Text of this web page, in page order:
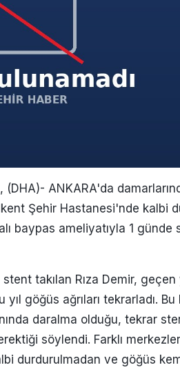
(DHA)- ANKARA'da
Şehir Hastanesi'nde kalbi
baypas ameliyatıyla 1 günde
takılan Rıza Demir, geçen
göğüs ağrıları tekrarladı. Bu
daralma olduğu, tekrar
söylendi. Farklı
durdurulmadan ve göğüs